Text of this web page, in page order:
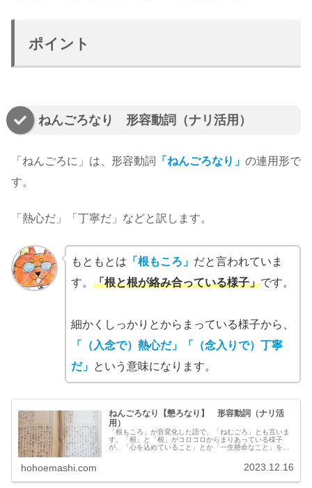
ポイント
ねんごろなり 形容動詞（ナリ活用）
「ねんごろに」は、形容動詞 「ねんごろなり」 の連用形で
す。
「熱心だ」「丁寧だ」などと訳します。
もともとは 「根もころ」 だと言われていま
す。 「根と根が絡み合っている様子」です。
細かくしっかりとからまっている様子から、
「（入念で）熱心だ」「（念入りで）丁寧
だ」 という意味になります。
ねんごろなり【懇ろなり】 形容動詞（ナリ活
用）
「根もころ」が音変化した語で、「ねむごろ」とも言いま
す。「根」と「根」がコロコロからまりあっている様子
が、「心を込めていること」とか「一生懸命なこと」を連
hohoemashi.com 2023.12.16